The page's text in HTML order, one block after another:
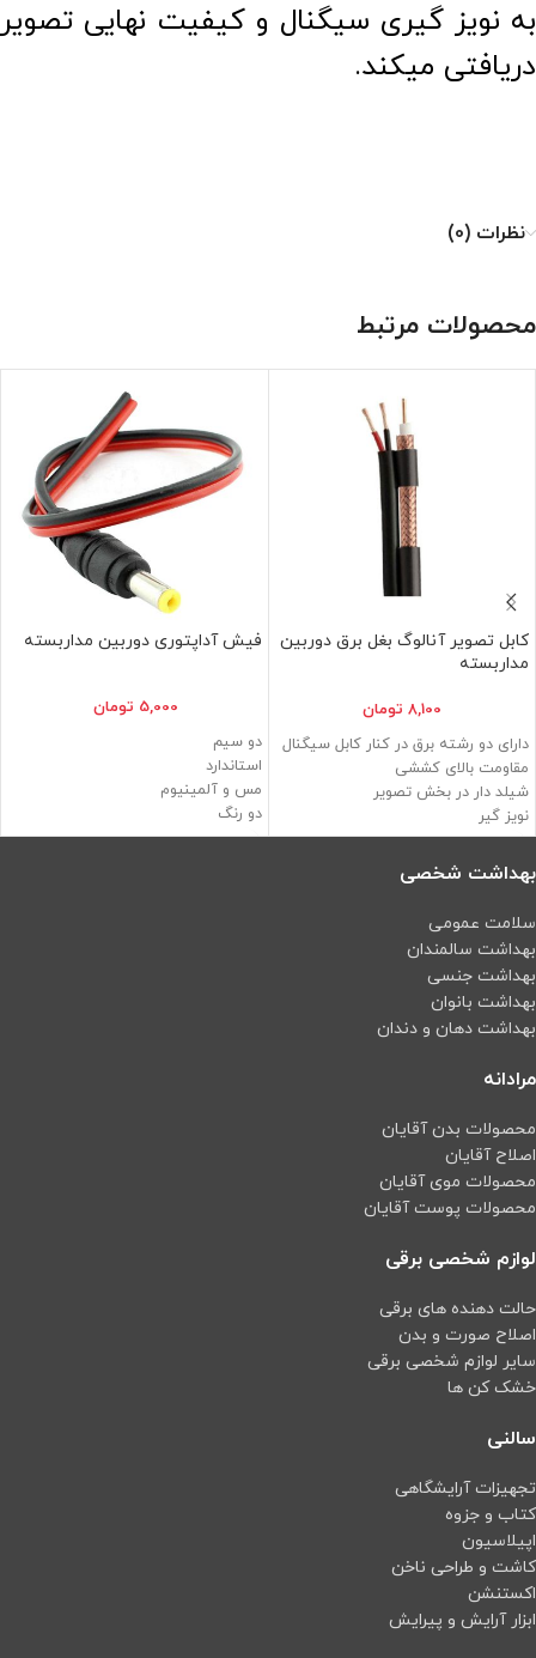
به نویز گیری سیگنال و کیفیت نهایی تصویر
دریافتی میکند.
نظرات (0)
محصولات مرتبط
کابل تصویر آنالوگ بغل برق دوربین
مداربسته
8,100 تومان
دارای دو رشته برق در کنار کابل سیگنال
مقاومت بالای کششی
شیلد دار در بخش تصویر
نویز گیر
برند خارجی و ایرانی
فیش آداپتوری دوربین مداربسته
5,000 تومان
دو سیم
استاندارد
مس و آلمینیوم
دو رنگ
برند ایرانی
بهداشت شخصی
سلامت عمومی
بهداشت سالمندان
بهداشت جنسی
بهداشت بانوان
بهداشت دهان و دندان
مرادانه
محصولات بدن آقایان
اصلاح آقایان
محصولات موی آقایان
محصولات پوست آقایان
لوازم شخصی برقی
حالت دهنده های برقی
اصلاح صورت و بدن
سایر لوازم شخصی برقی
خشک کن ها
سالنی
تجهیزات آرایشگاهی
کتاب و جزوه
اپیلاسیون
کاشت و طراحی ناخن
اکستنشن
ابزار آرایش و پیرایش